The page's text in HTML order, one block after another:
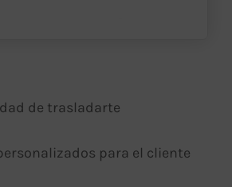
de trasladarte
para el cliente